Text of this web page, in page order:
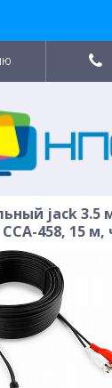
jack 3.5
CCA-458, 15